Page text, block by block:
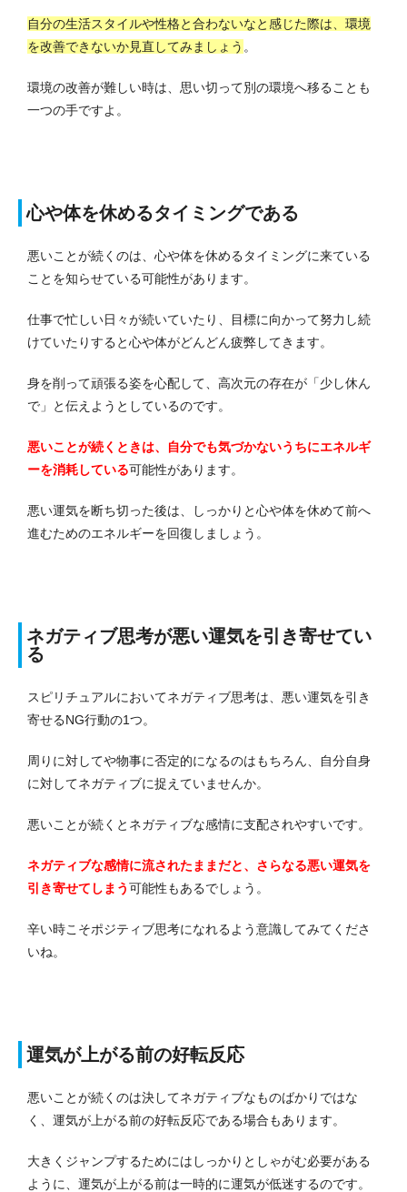
自分の生活スタイルや性格と合わないなと感じた際は、環境
を改善できないか見直してみましょう 。
環境の改善が難しい時は、思い切って別の環境へ移ることも
一つの手ですよ。
心や体を休めるタイミングである
悪いことが続くのは、心や体を休めるタイミングに来ている
ことを知らせている可能性があります。
仕事で忙しい日々が続いていたり、目標に向かって努力し続
けていたりすると心や体がどんどん疲弊してきます。
身を削って頑張る姿を心配して、高次元の存在が「少し休ん
で」と伝えようとしているのです。
悪いことが続くときは、自分でも気づかないうちにエネルギ
ーを消耗している可能性があります。
悪い運気を断ち切った後は、しっかりと心や体を休めて前へ
進むためのエネルギーを回復しましょう。
ネガティブ思考が悪い運気を引き寄せてい
る
スピリチュアルにおいてネガティブ思考は、悪い運気を引き
寄せるNG行動の1つ。
周りに対してや物事に否定的になるのはもちろん、自分自身
に対してネガティブに捉えていませんか。
悪いことが続くとネガティブな感情に支配されやすいです。
ネガティブな感情に流されたままだと、さらなる悪い運気を
引き寄せてしまう可能性もあるでしょう。
辛い時こそポジティブ思考になれるよう意識してみてくださ
いね。
運気が上がる前の好転反応
悪いことが続くのは決してネガティブなものばかりではな
く、運気が上がる前の好転反応である場合もあります。
大きくジャンプするためにはしっかりとしゃがむ必要がある
ように、運気が上がる前は一時的に運気が低迷するのです。